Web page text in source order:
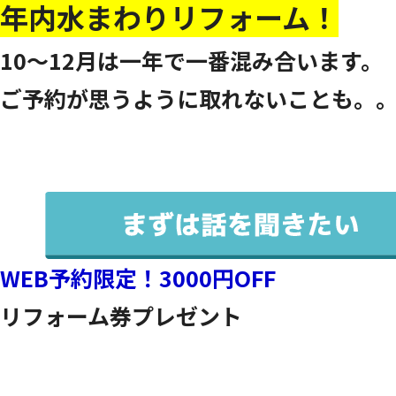
年内水まわりリフォーム！
10～12月は一年で一番混み合います。
ご予約が思うように取れないことも。
WEB予約限定！3000円OFF
リフォーム券プレゼント